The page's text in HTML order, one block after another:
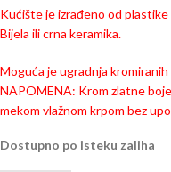
Kućište je izrađeno od
Bijela ili crna keramika.
Moguća je ugradnja
NAPOMENA: Krom zlatne
mekom vlažnom krpom bez
Dostupno po isteku zaliha